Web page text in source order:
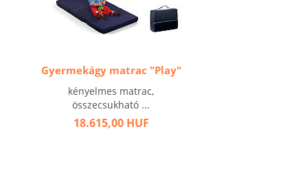
Gyermekágy matrac "Play"
kényelmes matrac,
összecsukható ...
18.615,00 HUF